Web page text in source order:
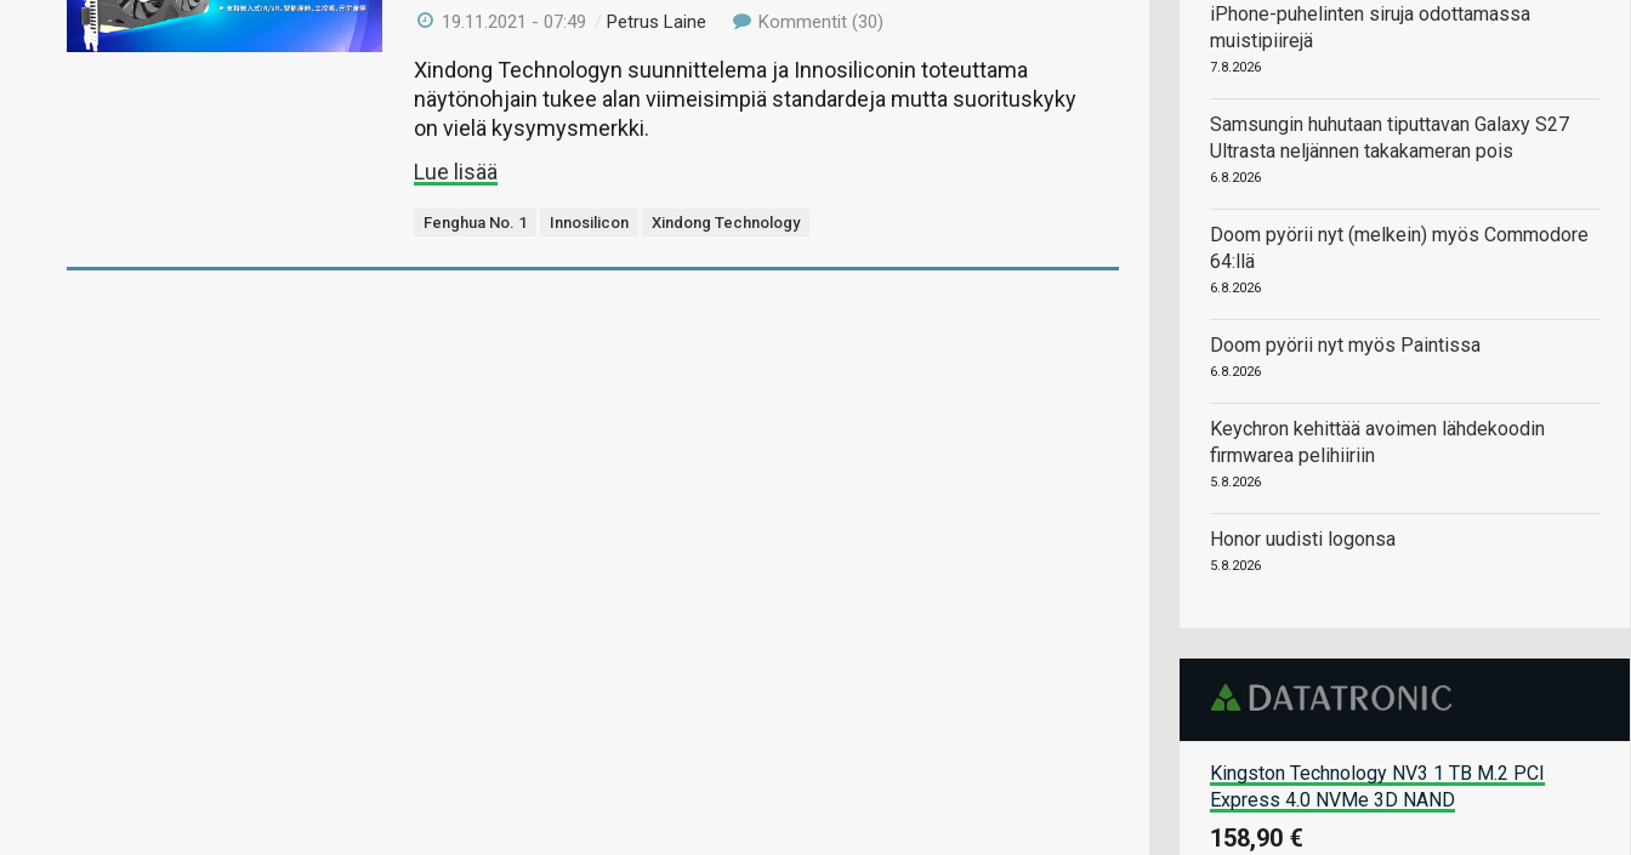
19.11.2021 - 07:49 /Petrus Laine Kommentit (30)
Xindong Technologyn suunnittelema ja Innosiliconin toteuttama
näytönohjain tukee alan viimeisimpiä standardeja mutta suorituskyky
on vielä kysymysmerkki.
Lue lisää
Fenghua No. 1 Innosilicon Xindong Technology
iPhone-puhelinten siruja odottamassa
muistipiirejä
7.8.2026
Samsungin huhutaan tiputtavan Galaxy S27
Ultrasta neljännen takakameran pois
6.8.2026
Doom pyörii nyt (melkein) myös Commodore
64:llä
6.8.2026
Doom pyörii nyt myös Paintissa
6.8.2026
Keychron kehittää avoimen lähdekoodin
firmwarea pelihiiriin
5.8.2026
Honor uudisti logonsa
5.8.2026
Kingston Technology NV3 1 TB M.2 PCI
Express 4.0 NVMe 3D NAND
158,90 €